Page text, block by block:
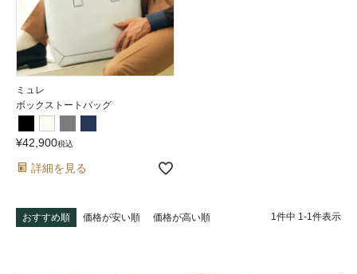
ミュレ
ボックストートバッグ
¥42,900税込
詳細を見る
おすすめ順 価格が安い順 価格が高い順 1件中 1-1件表示